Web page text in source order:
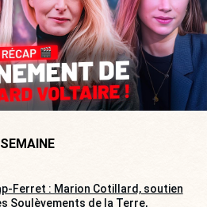
Ferret : Marion Cotillard, soutien
Soulèvements de la Terre,